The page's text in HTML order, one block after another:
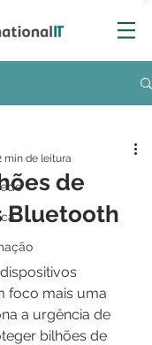
de
Bluetooth
min de leitura
foco mais uma
a urgência de
bilhões de